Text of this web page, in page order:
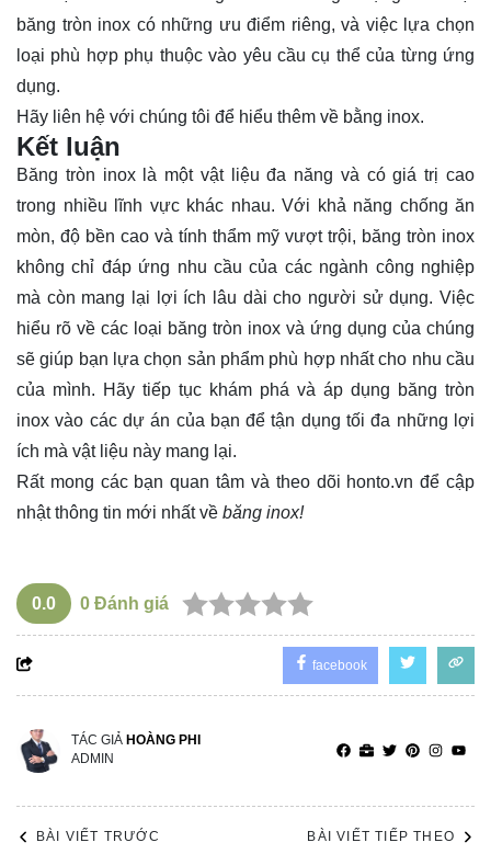
băng tròn inox có những ưu điểm riêng, và việc lựa chọn
loại phù hợp phụ thuộc vào yêu cầu cụ thể của từng ứng
dụng.
Hãy liên hệ với chúng tôi để hiểu thêm về bằng inox.
Kết luận
Băng tròn inox là một vật liệu đa năng và có giá trị cao
trong nhiều lĩnh vực khác nhau. Với khả năng chống ăn
mòn, độ bền cao và tính thẩm mỹ vượt trội, băng tròn inox
không chỉ đáp ứng nhu cầu của các ngành công nghiệp
mà còn mang lại lợi ích lâu dài cho người sử dụng. Việc
hiểu rõ về các loại băng tròn inox và ứng dụng của chúng
sẽ giúp bạn lựa chọn sản phẩm phù hợp nhất cho nhu cầu
của mình. Hãy tiếp tục khám phá và áp dụng băng tròn
inox vào các dự án của bạn để tận dụng tối đa những lợi
ích mà vật liệu này mang lại.
Rất mong các bạn quan tâm và theo dõi honto.vn để cập
nhật thông tin mới nhất về băng inox!
0.0 0 Đánh giá
facebook
TÁC GIẢ HOÀNG PHI
ADMIN
BÀI VIẾT TRƯỚC BÀI VIẾT TIẾP THEO